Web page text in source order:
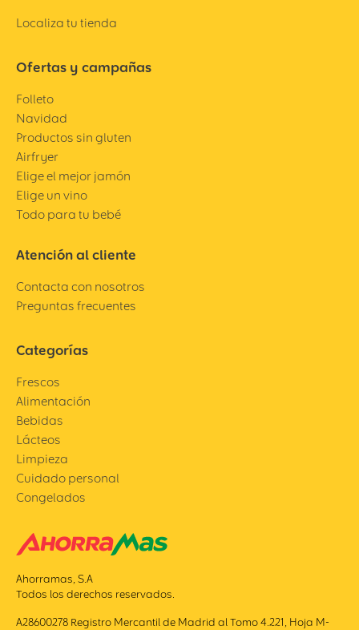
Localiza tu tienda
Ofertas y campañas
Folleto
Navidad
Productos sin gluten
Airfryer
Elige el mejor jamón
Elige un vino
Todo para tu bebé
Atención al cliente
Contacta con nosotros
Preguntas frecuentes
Categorías
Frescos
Alimentación
Bebidas
Lácteos
Limpieza
Cuidado personal
Congelados
Ahorramas, S.A
Todos los derechos reservados.
A28600278 Registro Mercantil de Madrid al Tomo 4.221, Hoja M-